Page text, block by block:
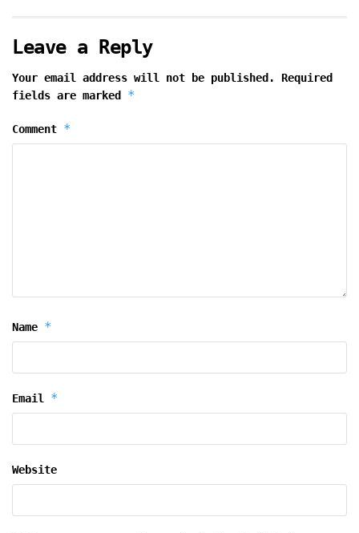
Leave a Reply
Your email address will not be published.
Required
fields are marked *
Comment *
Name *
Email *
Website